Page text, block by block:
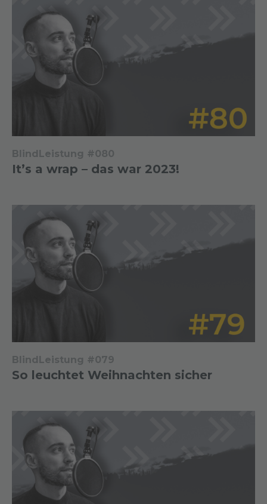
BlindLeistung #080
It’s a wrap – das war 2023!
BlindLeistung #079
So leuchtet Weihnachten sicher